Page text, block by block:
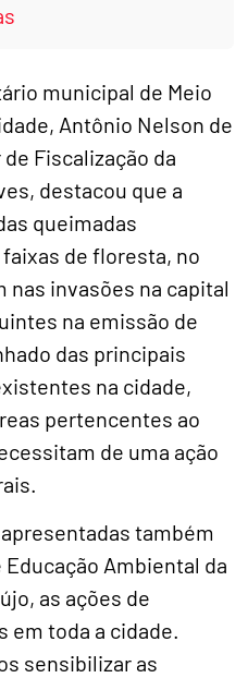
municipal de Meio
Antônio Nelson de
Fiscalização da
destacou que a
queimadas
de floresta, no
nas invasões na capital
na emissão de
das principais
na cidade,
pertencentes ao
de uma ação
também
Ambiental da
as ações de
em toda a cidade.
sensibilizar as